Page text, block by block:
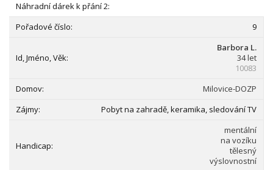
9
Barbora L.
34 let
10083
Milovice-DOZP
Pobyt na zahradě, keramika, sledování TV
mentální
na vozíku
tělesný
výslovnostní